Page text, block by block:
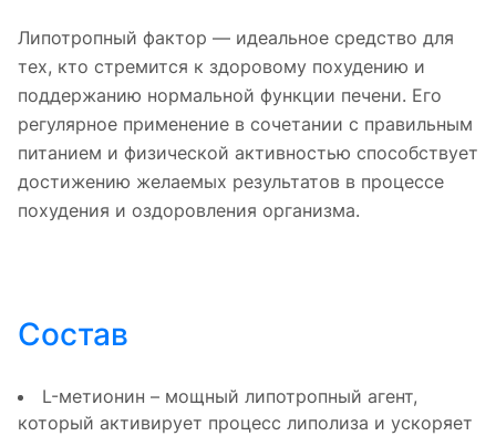
Липотропный фактор — идеальное средство для
тех, кто стремится к здоровому похудению и
поддержанию нормальной функции печени. Его
регулярное применение в сочетании с правильным
питанием и физической активностью способствует
достижению желаемых результатов в процессе
похудения и оздоровления организма.
Состав
L-метионин – мощный липотропный агент,
который активирует процесс липолиза и ускоряет